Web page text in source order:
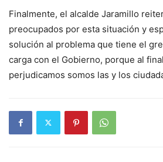
Finalmente, el alcalde Jaramillo
preocupados por esta situación y
solución al problema que tiene el
carga con el Gobierno, porque al
perjudicamos somos las y los